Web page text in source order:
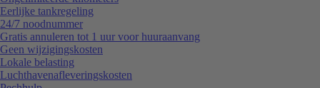
Eerlijke tankregeling
24/7 noodnummer
Gratis annuleren tot 1 uur voor huuraanvang
Geen wijzigingskosten
Lokale belasting
Luchthavenafleveringskosten